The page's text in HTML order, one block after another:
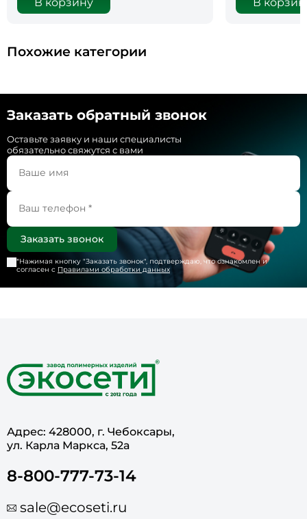
В корзину В
Похожие категории
Заказать обратный звонок
Оставьте заявку и наши специалисты
обязательно свяжутся с вами
*Нажимая кнопку "Заказать звонок", подтверждаю, что ознакомлен и
согласен с Правилами обработки данных
Адрес: 428000, г. Чебоксары,
ул. Карла Маркса, 52а
8-800-777-73-14
sale@ecoseti.ru